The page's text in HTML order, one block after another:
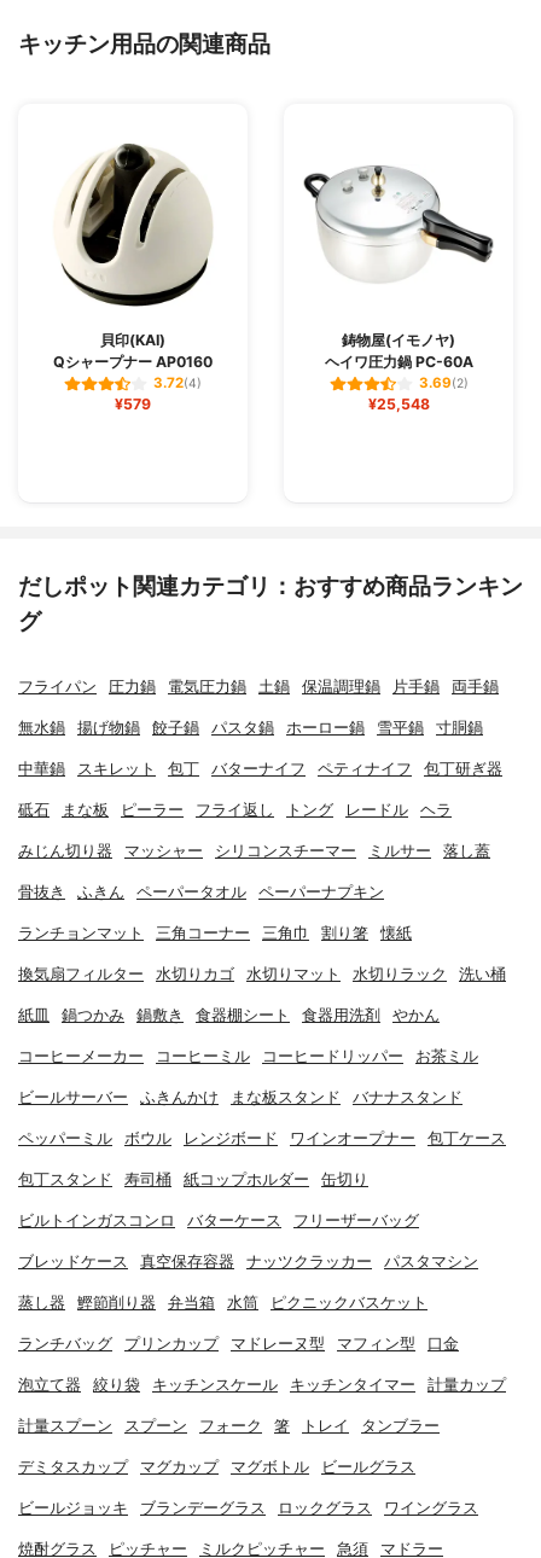
キッチン用品の関連商品
貝印(KAI)
Qシャープナー AP0160
3.72(4)
¥579
鋳物屋(イモノヤ)
ヘイワ圧力鍋 PC-60A
3.69(2)
¥25,548
だしポット関連カテゴリ：おすすめ商品ランキン
グ
フライパン 圧力鍋 電気圧力鍋 土鍋 保温調理鍋 片手鍋 両手鍋
無水鍋 揚げ物鍋 餃子鍋 パスタ鍋 ホーロー鍋 雪平鍋 寸胴鍋
中華鍋 スキレット 包丁 バターナイフ ペティナイフ 包丁研ぎ器
砥石 まな板 ピーラー フライ返し トング レードル ヘラ
みじん切り器 マッシャー シリコンスチーマー ミルサー 落し蓋
骨抜き ふきん ペーパータオル ペーパーナプキン
ランチョンマット 三角コーナー 三角巾 割り箸 懐紙
換気扇フィルター 水切りカゴ 水切りマット 水切りラック 洗い桶
紙皿 鍋つかみ 鍋敷き 食器棚シート 食器用洗剤 やかん
コーヒーメーカー コーヒーミル コーヒードリッパー お茶ミル
ビールサーバー ふきんかけ まな板スタンド バナナスタンド
ペッパーミル ボウル レンジボード ワインオープナー 包丁ケース
包丁スタンド 寿司桶 紙コップホルダー 缶切り
ビルトインガスコンロ バターケース フリーザーバッグ
ブレッドケース 真空保存容器 ナッツクラッカー パスタマシン
蒸し器 鰹節削り器 弁当箱 水筒 ピクニックバスケット
ランチバッグ プリンカップ マドレーヌ型 マフィン型 口金
泡立て器 絞り袋 キッチンスケール キッチンタイマー 計量カップ
計量スプーン スプーン フォーク 箸 トレイ タンブラー
デミタスカップ マグカップ マグボトル ビールグラス
ビールジョッキ ブランデーグラス ロックグラス ワイングラス
焼酎グラス ピッチャー ミルクピッチャー 急須 マドラー